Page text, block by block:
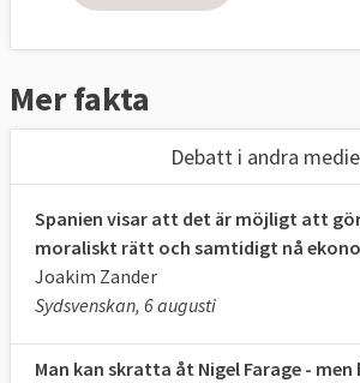
Mer fakta
Debatt i andra
Spanien visar att det är möjligt att
moraliskt rätt och samtidigt nå
Joakim Zander
Sydsvenskan, 6 augusti
Man kan skratta åt Nigel Farage - men